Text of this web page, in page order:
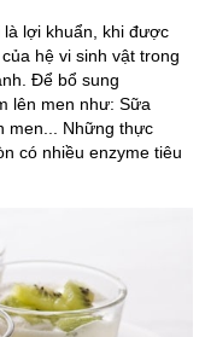
là lợi khuẩn, khi được
hệ vi sinh vật trong
Để bổ sung
lên men như: Sữa
men... Những thực
có nhiều enzyme tiêu